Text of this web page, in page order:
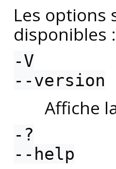
Les options
disponibles :
-V
--version
Affiche
-?
--help